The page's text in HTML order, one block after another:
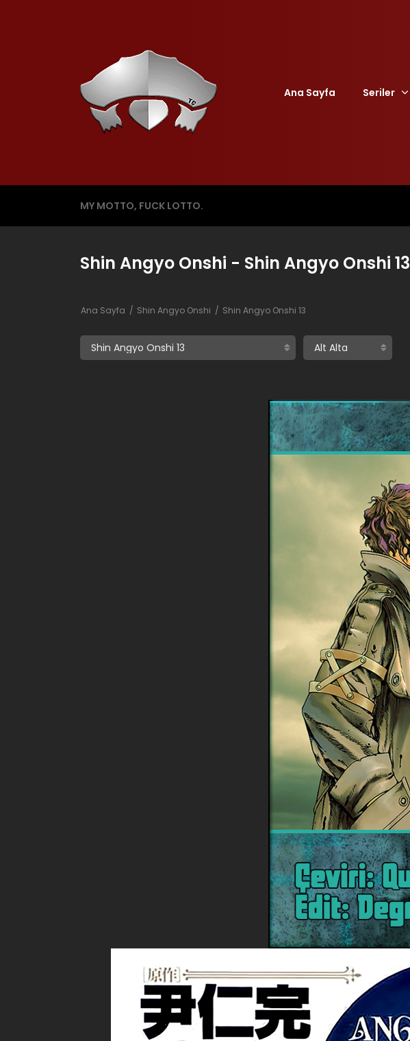
Ana Sayfa Seriler
MY MOTTO, FUCK LOTTO.
Shin Angyo Onshi - Shin Angyo Onshi 13
Ana Sayfa Shin Angyo Onshi Shin Angyo Onshi 13